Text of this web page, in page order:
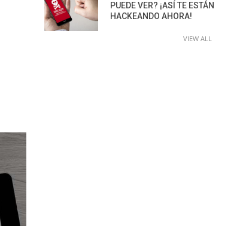
PUEDE VER? ¡ASÍ TE ESTÁN
HACKEANDO AHORA!
VIEW ALL